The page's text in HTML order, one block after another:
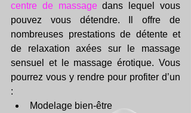
centre de massage dans lequel vous
pouvez vous détendre. Il offre de
nombreuses prestations de détente et
de relaxation axées sur le massage
sensuel et le massage érotique. Vous
pourrez vous y rendre pour profiter d’un
:
Modelage bien-être